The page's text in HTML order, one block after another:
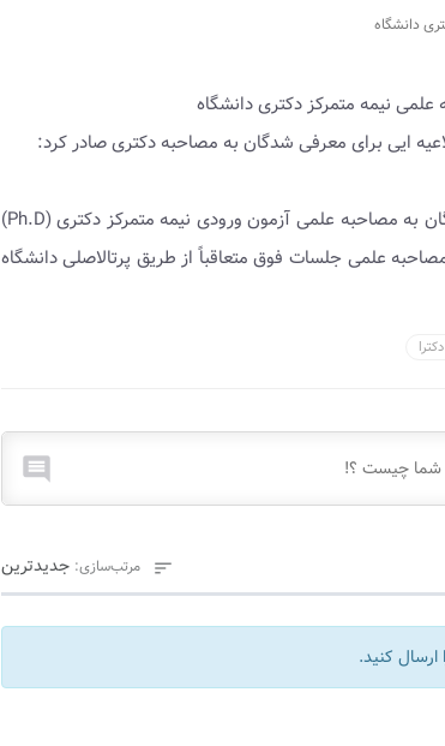
دانشگاه
نیمه متمرکز دکتری دانشگاه
ایی برای معرفی شدگان به مصاحبه دکتری صادر کرد:
با سلام و احترام ضمن عرض تبریک و خیر مقدم خدمت معرفی شدگان به مصاحبه علمی آزمون ورودی نیمه متمرکز دکتری (Ph.D)
مصاحبه علمی جلسات فوق متعاقباً از طریق پرتالاصلی دانشگاه

مرتب‌سازی: جدیدترین 
ارسال کنید.